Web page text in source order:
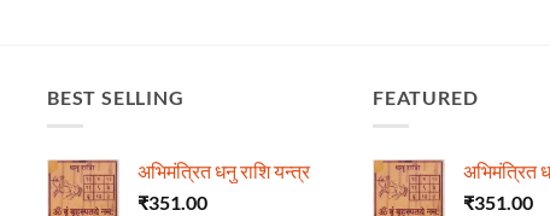
BEST SELLING
अभिमंत्रित धनु राशि यन्त्र
₹351.00
FEATURED
अभिमंत्रित
₹351.00